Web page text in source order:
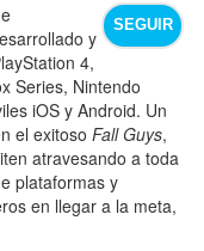
SEGUIR
y
4,
Series, Nintendo
iOS y Android. Un
el exitosoFall Guys,
atravesando a toda
plataformas y
en llegar a la meta,